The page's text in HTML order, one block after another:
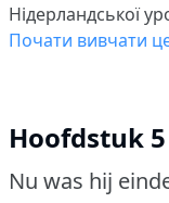
Нідерландської
Почати вивчати
Hoofdstuk 5
Nu was hij